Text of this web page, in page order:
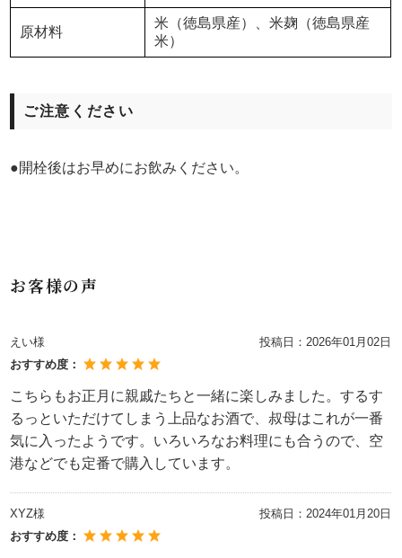
原材料
米（徳島県産）、米麹（徳島県産
米）
ご注意ください
●開栓後はお早めにお飲みください。
お客様の声
えい様 投稿日： 2026年01月02日
おすすめ度：
こちらもお正月に親戚たちと一緒に楽しみました。するす
るっといただけてしまう上品なお酒で、叔母はこれが一番
気に入ったようです。いろいろなお料理にも合うので、空
港などでも定番で購入しています。
XYZ様 投稿日： 2024年01月20日
おすすめ度：